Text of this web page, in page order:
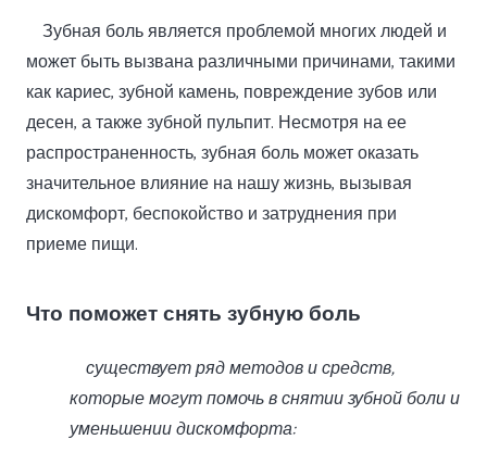
Зубная боль является проблемой многих людей и
может быть вызвана различными причинами, такими
как кариес, зубной камень, повреждение зубов или
десен, а также зубной пульпит. Несмотря на ее
распространенность, зубная боль может оказать
значительное влияние на нашу жизнь, вызывая
дискомфорт, беспокойство и затруднения при
приеме пищи.
Что поможет снять зубную боль
существует ряд методов и средств,
которые могут помочь в снятии зубной боли и
уменьшении дискомфорта: